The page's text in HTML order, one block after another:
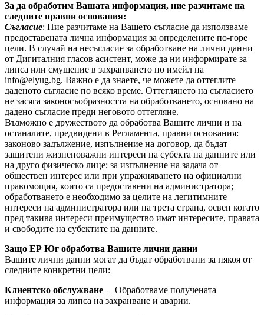
За да обработим Вашата информация, ние разчитаме на
следните правни основания:
Съгласие: Ние разчитаме на Вашето съгласие да използваме
предоставената лична информация за определените по-горе
цели. В случай на несъгласие за обработване на лични данни
от Дигиталния гласов асистент, може да ни информирате за
липса или смущение в захранването по имейл на
info@elyug.bg. Важно е да знаете, че можете да оттеглите
даденото съгласие по всяко време. Оттеглянето на съгласието
не засяга законосъобразността на обработването, основано на
дадено съгласие преди неговото оттегляне.
Възможно е дружеството да обработва Вашите лични и на
останалите, предвидени в Регламента, правни основания:
законово задължение, изпълнение на договор, да бъдат
защитени жизненоважни интереси на субекта на данните или
на друго физическо лице; за изпълнение на задача от
обществен интерес или при упражняването на официални
правомощия, които са предоставени на администратора;
обработването е необходимо за целите на легитимните
интереси на администратора или на трета страна, освен когато
пред такива интереси преимущество имат интересите, правата
и свободите на субектите на данните.
Защо ЕР Юг обработва Вашите лични данни
Вашите лични данни могат да бъдат обработвани за някоя от
следните конкретни цели:
Клиентско обслужване – Обработваме получената
информация за липса на захранване и аварии.